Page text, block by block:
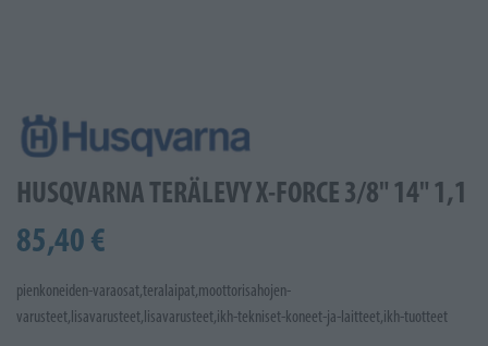
HUSQVARNA TERÄLEVY X-FORCE 3/8" 14" 1,1
85,40 €
pienkoneiden-varaosat,teralaipat,moottorisahojen-
varusteet,lisavarusteet,lisavarusteet,ikh-tekniset-koneet-ja-laitteet,ikh-tuotteet